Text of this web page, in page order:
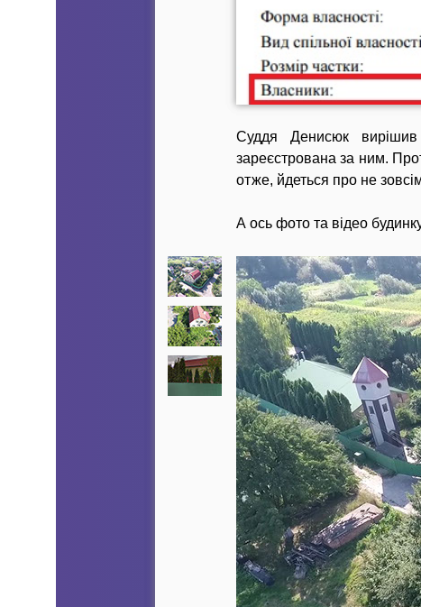
Суддя Денисюк вирішив
зареєстрована за ним.
отже, йдеться про не
А ось фото та відео